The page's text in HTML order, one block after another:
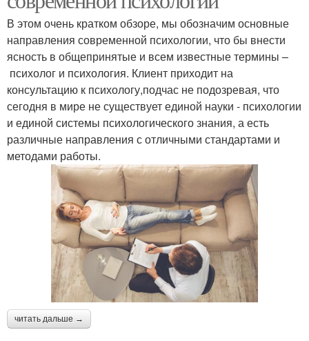
В этом очень кратком обзоре, мы обозначим основные
направления современной психологии, что бы внести
ясность в общепринятые и всем известные термины –
психолог и психология. Клиент приходит на
консультацию к психологу,подчас не подозревая, что
сегодня в мире не существует единой науки - психологии
и единой системы психологического знания, а есть
различные направления с отличными стандартами и
методами работы.
читать дальше →